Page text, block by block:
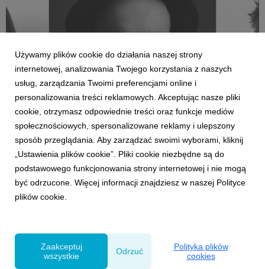
LUDZIE
Natalia Borawska, Dawid Szczepaniak i Jacek
Stefanowicz z VMLY&R Poland zasilą szeregi
jury Papaya Young Directors
19 marca 2021
Natalia Borawska, Associate Creative Director, Dawid
Szczepaniak, Chief Creative Officer i Jacek Stefanowicz,
Associate Creative Director zasiądą za jurorskim stołem
swoich ...
Używamy plików cookie do działania naszej strony
internetowej, analizowania Twojego korzystania z naszych
usług, zarządzania Twoimi preferencjami online i
personalizowania treści reklamowych. Akceptując nasze pliki
cookie, otrzymasz odpowiednie treści oraz funkcje mediów
społecznościowych, spersonalizowane reklamy i ulepszony
sposób przeglądania. Aby zarządzać swoimi wyborami, kliknij
„Ustawienia plików cookie”. Pliki cookie niezbędne są do
podstawowego funkcjonowania strony internetowej i nie mogą
być odrzucone. Więcej informacji znajdziesz w naszej Polityce
plików cookie.
Zaakceptuj
wszystkie
Odrzuć
Polityka plików
cookies